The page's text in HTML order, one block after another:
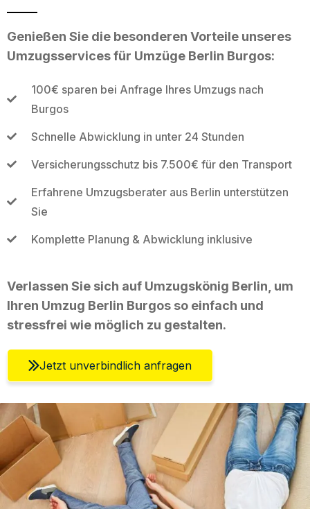
Genießen Sie die besonderen Vorteile unseres
Umzugsservices für Umzüge Berlin Burgos:
100€ sparen bei Anfrage Ihres Umzugs nach
Burgos
Schnelle Abwicklung in unter 24 Stunden
Versicherungsschutz bis 7.500€ für den Transport
Erfahrene Umzugsberater aus Berlin unterstützen
Sie
Komplette Planung & Abwicklung inklusive
Verlassen Sie sich auf Umzugskönig Berlin, um
Ihren Umzug Berlin Burgos so einfach und
stressfrei wie möglich zu gestalten.
Jetzt unverbindlich anfragen